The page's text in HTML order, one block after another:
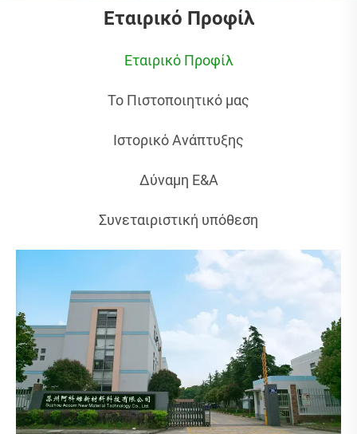
Εταιρικό Προφίλ
Εταιρικό Προφίλ
Το Πιστοποιητικό μας
Ιστορικό Ανάπτυξης
Δύναμη Ε&Α
Συνεταιριστική υπόθεση